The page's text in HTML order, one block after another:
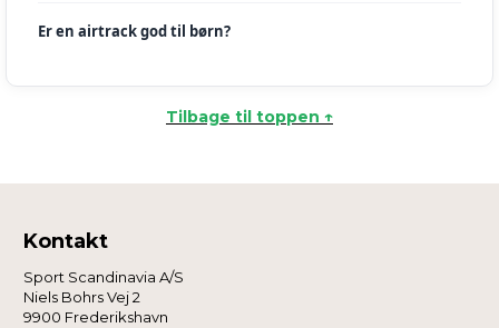
Er en airtrack god til børn?
Tilbage til toppen ↑
Kontakt
Sport Scandinavia A/S
Niels Bohrs Vej 2
9900 Frederikshavn